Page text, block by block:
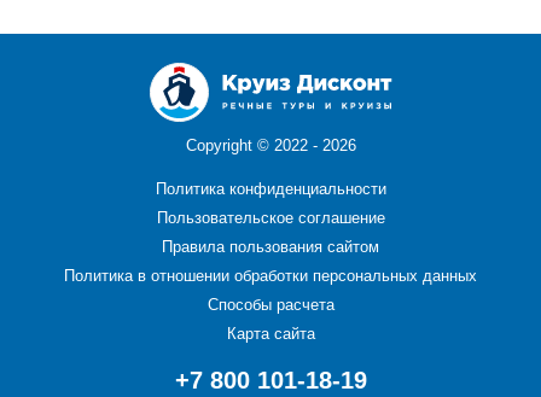
Copyright © 2022 - 2026
Политика конфиденциальности
Пользовательское соглашение
Правила пользования сайтом
Политика в отношении обработки персональных данных
Способы расчета
Карта сайта
+7 800 101-18-19